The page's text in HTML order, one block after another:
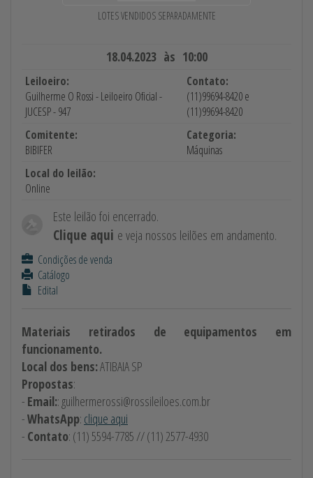
LOTES VENDIDOS SEPARADAMENTE
18.04.2023 às 10:00
Leiloeiro:
Guilherme O Rossi - Leiloeiro Oficial -
JUCESP - 947
Contato:
(11)99694-8420 e
(11)99694-8420
Comitente:
BIBIFER
Categoria:
Máquinas
Local do leilão:
Online
Este leilão foi encerrado.
Clique aqui e veja nossos leilões em andamento.
Condições de venda
Catálogo
Edital
Materiais retirados de equipamentos em
funcionamento.
Local dos bens:ATIBAIA SP
Propostas:
- Email:: guilhermerossi@rossileiloes.com.br
-WhatsApp: clique aqui
- Contato: (11) 5594-7785 // (11) 2577-4930